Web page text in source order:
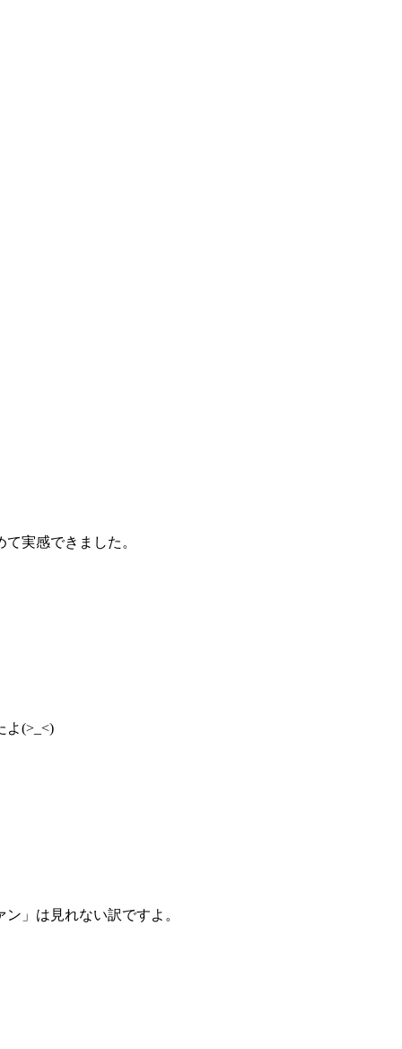
実感できました。
よ(>_<)
」は見れない訳ですよ。